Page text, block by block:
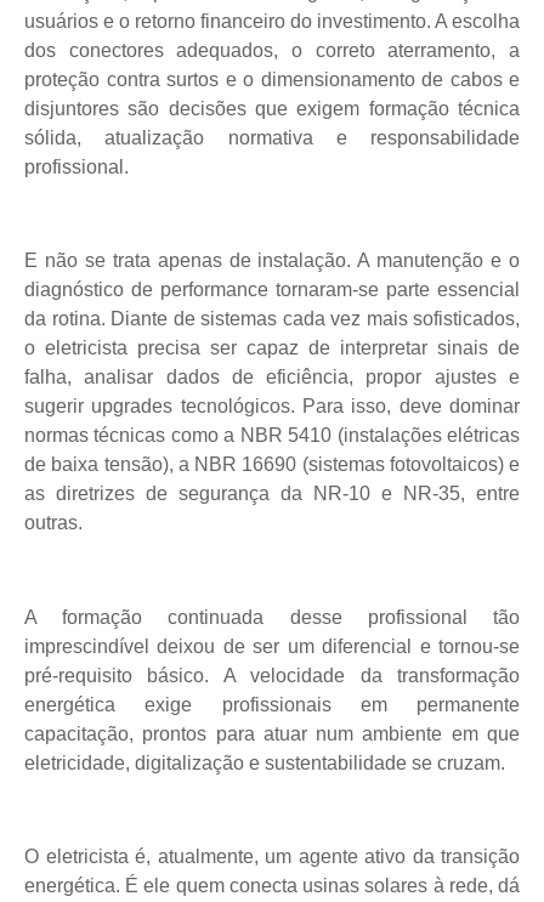
usuários e o retorno financeiro do investimento. A escolha
dos conectores adequados, o correto aterramento, a
proteção contra surtos e o dimensionamento de cabos e
disjuntores são decisões que exigem formação técnica
sólida, atualização normativa e responsabilidade
profissional.
E não se trata apenas de instalação. A manutenção e o
diagnóstico de performance tornaram-se parte essencial
da rotina. Diante de sistemas cada vez mais sofisticados,
o eletricista precisa ser capaz de interpretar sinais de
falha, analisar dados de eficiência, propor ajustes e
sugerir upgrades tecnológicos. Para isso, deve dominar
normas técnicas como a NBR 5410 (instalações elétricas
de baixa tensão), a NBR 16690 (sistemas fotovoltaicos) e
as diretrizes de segurança da NR-10 e NR-35, entre
outras.
A formação continuada desse profissional tão
imprescindível deixou de ser um diferencial e tornou-se
pré-requisito básico. A velocidade da transformação
energética exige profissionais em permanente
capacitação, prontos para atuar num ambiente em que
eletricidade, digitalização e sustentabilidade se cruzam.
O eletricista é, atualmente, um agente ativo da transição
energética. É ele quem conecta usinas solares à rede, dá